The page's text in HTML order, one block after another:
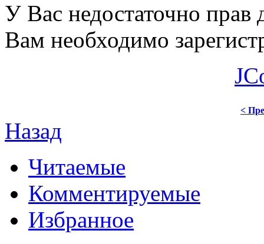
У Вас недостаточно прав
Вам необходимо
<
Назад
Читаемые
Комментируемые
Избранное